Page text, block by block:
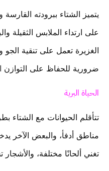
يتميز الشتاء ببرودته القارسة
على ارتداء الملابس الثقيلة
الغزيرة تعمل على تنقية الجو
ضرورية للحفاظ على التوازن
الحياة البرية
تتأقلم الحيوانات مع الشتاء
مناطق أدفأ، والبعض الآخر
تغني ألحانًا مختلفة، والأشجار